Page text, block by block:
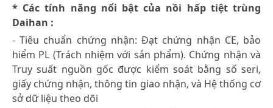
* Các tính năng nổi bật của nồi hấp tiệt trùng
Daihan :
- Tiêu chuẩn chứng nhận: Đạt chứng nhận CE, bảo
hiểm PL (Trách nhiệm với sản phẩm). Chứng nhận và
Truy suất nguồn gốc được kiểm soát bằng số seri,
giấy chứng nhận, thông tin giao nhận, và Hệ thống cơ
sở dữ liệu theo dõi